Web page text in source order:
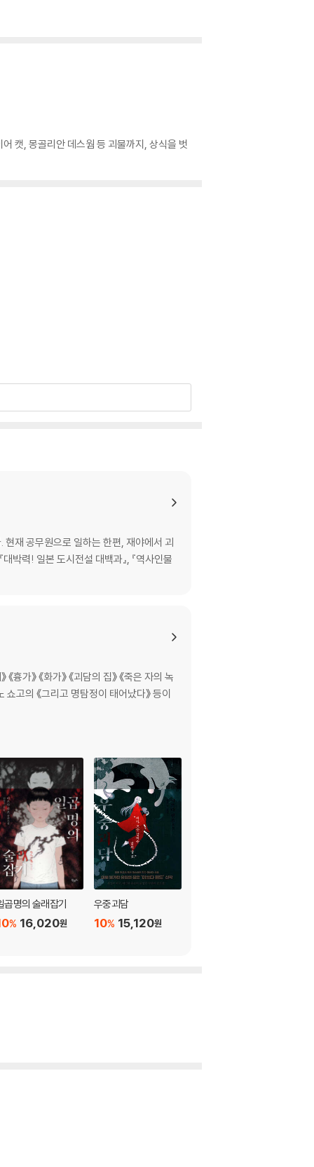
캣, 몽골리안 데스웜 등 괴물까지, 상식을 벗
재 공무원으로 일하는 한편, 재야에서 괴
박력! 일본 도시전설 대백과』, 『역사인물
가》 《화가》 《괴담의 집》 《죽은 자의 녹
쇼고의 《그리고 명탐정이 태어났다》 등이
곱명의 술래잡기
16,020원
%
우중괴담
15,120원
10%